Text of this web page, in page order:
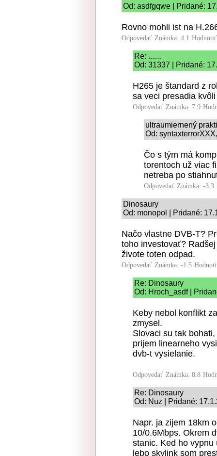
Od: asdfgqwe | Pridané:
Rovno mohli ist na
Odpovedať Známka: 4.1
Re: .......
Od: 31337 | Pridané:
H265 je štandard z
sa veci presadia
Odpovedať Známka: 7.9
ultraumiernený
Od:
Čo s tým má
torentoch už viac
netreba po
Odpovedať Známka: -3.3
Dinosaury
Od: monopol | Pridané:
Načo vlastne DVB-T?
toho investovať?
živote toten odpad.
Odpovedať Známka: -1.5
Re: Dinosaury
Od: Hroch_asdf |
Keby nebol konflikt
zmysel.
Slovaci su tak
prijem linearneho
dvb-t vysielanie.
Odpovedať Známka: 8.8
Re: Dinosaury
Od: Nuz | Pridané:
Napr. ja zijem 18km
10/0.6Mbps. Okrem
stanic. Ked ho
lebo skylink som